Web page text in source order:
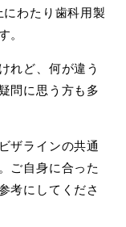
わたり歯科用製
。
れど、何が違う
問に思う方も多
ザラインの共通
ご自身に合った
考にしてくださ